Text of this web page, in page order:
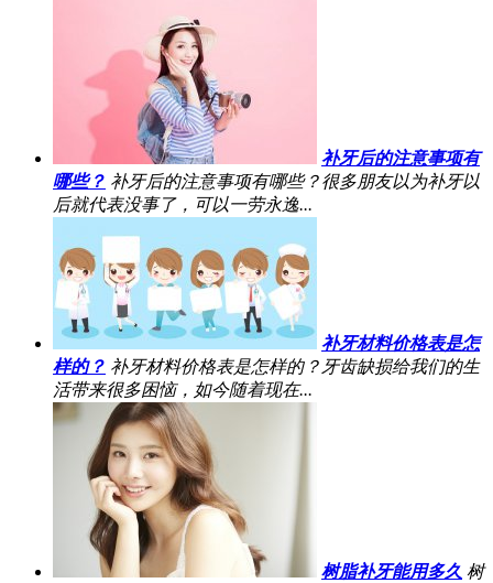
补牙后的注意事项有
哪些？ 补牙后的注意事项有哪些？很多朋友以为补牙以
后就代表没事了，可以一劳永逸...
补牙材料价格表是怎
样的？ 补牙材料价格表是怎样的？牙齿缺损给我们的生
活带来很多困恼，如今随着现在...
树脂补牙能用多久 树